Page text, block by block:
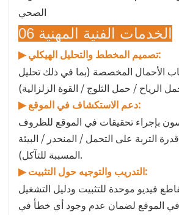
الصحي
06 الخدمات الفنية المهنية
▶
تصميم المخطط والتحليل الهيكلي:
الأحمال المخصصة (بما في ذلك تحليل
▶
دعم الاستكشاف في الموقع:
بإجراء تحقيقات في الموقع للظروف
التربة على التحمل / المنحدر / البيئة
المسببة للتآكل).
▶
التدريب والتوجيه حول التثبيت:
فيديو موحدة للتثبيت ودليل التشغيل
في الموقع لضمان عدم وجود أي خطأ في